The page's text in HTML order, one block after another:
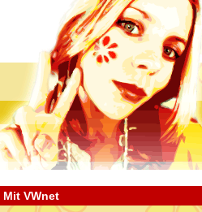
Mit VWnet